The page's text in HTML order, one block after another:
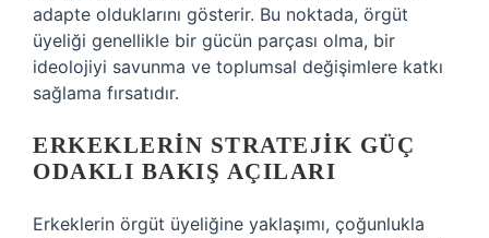
adapte olduklarını gösterir. Bu noktada, örgüt
üyeliği genellikle bir gücün parçası olma, bir
ideolojiyi savunma ve toplumsal değişimlere katkı
sağlama fırsatıdır.
ERKEKLERIN STRATEJIK GÜÇ
ODAKLI BAKIŞ AÇILARI
Erkeklerin örgüt üyeliğine yaklaşımı, çoğunlukla